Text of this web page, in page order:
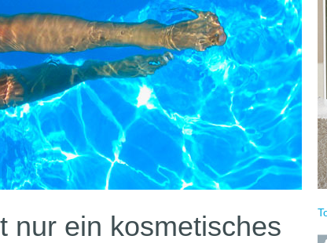
nur ein kosmetisches